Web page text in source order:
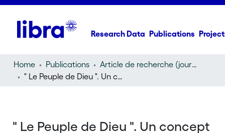
Research Data Publications
Home Publications
Article de recherche (journal article)
" Le Peuple de Dieu ". Un concept de l'Ancien Testament comme archétype et prototype de l'Église
" Le Peuple de Dieu ". Un concept